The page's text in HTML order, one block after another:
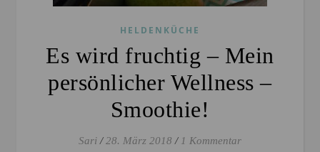
HELDENKÜCHE
Es wird fruchtig – Mein
persönlicher Wellness –
Smoothie!
Sari / 28. März 2018 / 1 Kommentar